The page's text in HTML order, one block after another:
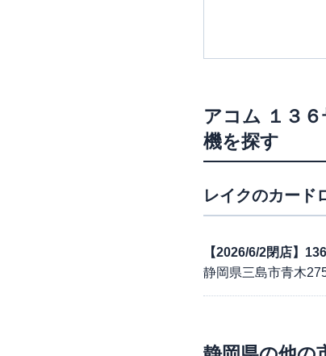
アコム １３
機を探す
レイクのカード
【2026/6/2閉店】
静岡県三島市青木